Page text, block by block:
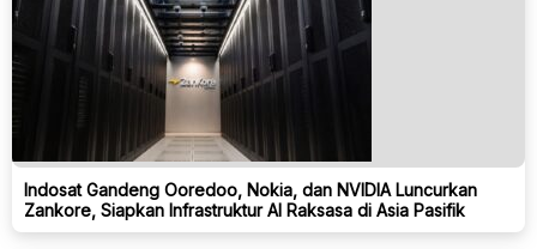
Indosat Gandeng Ooredoo, Nokia, dan NVIDIA Luncurkan
Zankore, Siapkan Infrastruktur AI Raksasa di Asia Pasifik